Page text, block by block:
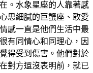
。水象星座的人靠著感
思細膩的巨蟹座、敢愛
感一直是他們生活中最
有同情心和同理心，因
得受到傷害。他們對於
對方還沒表明前，就已